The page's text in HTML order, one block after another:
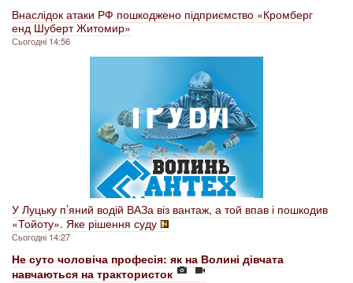
Внаслідок атаки РФ пошкоджено підприємство «Кромберг
енд Шуберт Житомир»
Сьогодні 14:56
У Луцьку п’яний водій ВАЗа віз вантаж, а той впав і пошкодив
«Тойоту». Яке рішення суду
Сьогодні 14:27
Не суто чоловіча професія: як на Волині дівчата
навчаються на трактористок